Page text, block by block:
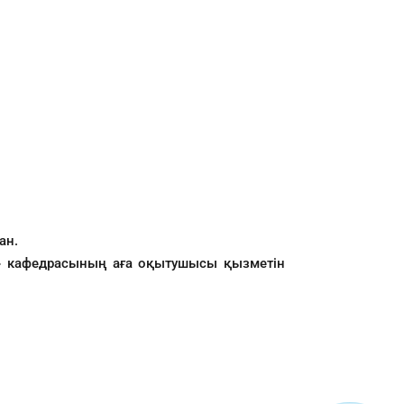
кафедрасының аға оқытушысы қызметін